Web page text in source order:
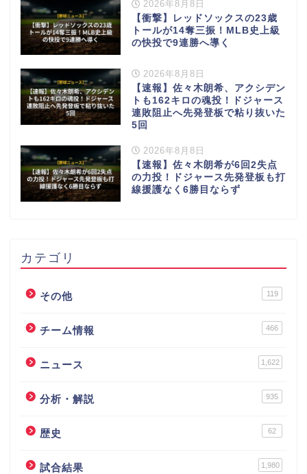
2026年8月8日
【衝撃】レッドソックスの23歳
トールが14奪三振！MLB史上級
の快投で9連勝へ導く
2026年8月8日
【速報】佐々木朗希、アクシデン
トも162キロの魂投！ドジャース
連敗阻止へ先発登板で粘り抜いた
5回
2026年8月8日
【速報】佐々木朗希が6回2失点
の力投！ドジャース先発登板も打
線援護なく6勝目ならず
カテゴリ
その他 119
チーム情報 466
ニュース 1,622
分析・解説 935
歴史 62
試合結果 1,980